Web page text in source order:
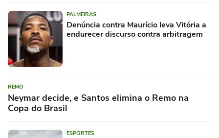
PALMEIRAS
Denúncia contra Maurício leva Vitória a
endurecer discurso contra arbitragem
REMO
Neymar decide, e Santos elimina o Remo na
Copa do Brasil
ESPORTES